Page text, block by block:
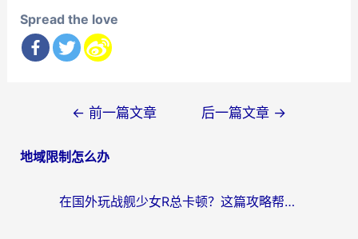
Spread the love
导
← 前一篇文章 后一篇文章 →
地域限制怎么办
在国外玩战舰少女R总卡顿？这篇攻略帮你流畅开舰+解锁国内影音